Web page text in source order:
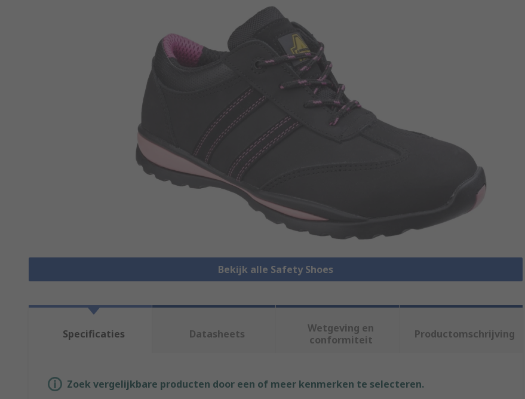
Bekijk alle Safety Shoes
Specificaties Datasheets
Wetgeving en
conformiteit
Productomschrijving
Zoek vergelijkbare producten door een of meer kenmerken te selecteren.